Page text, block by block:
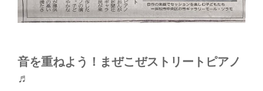
音を重ねよう！まぜこぜストリートピアノ
♬